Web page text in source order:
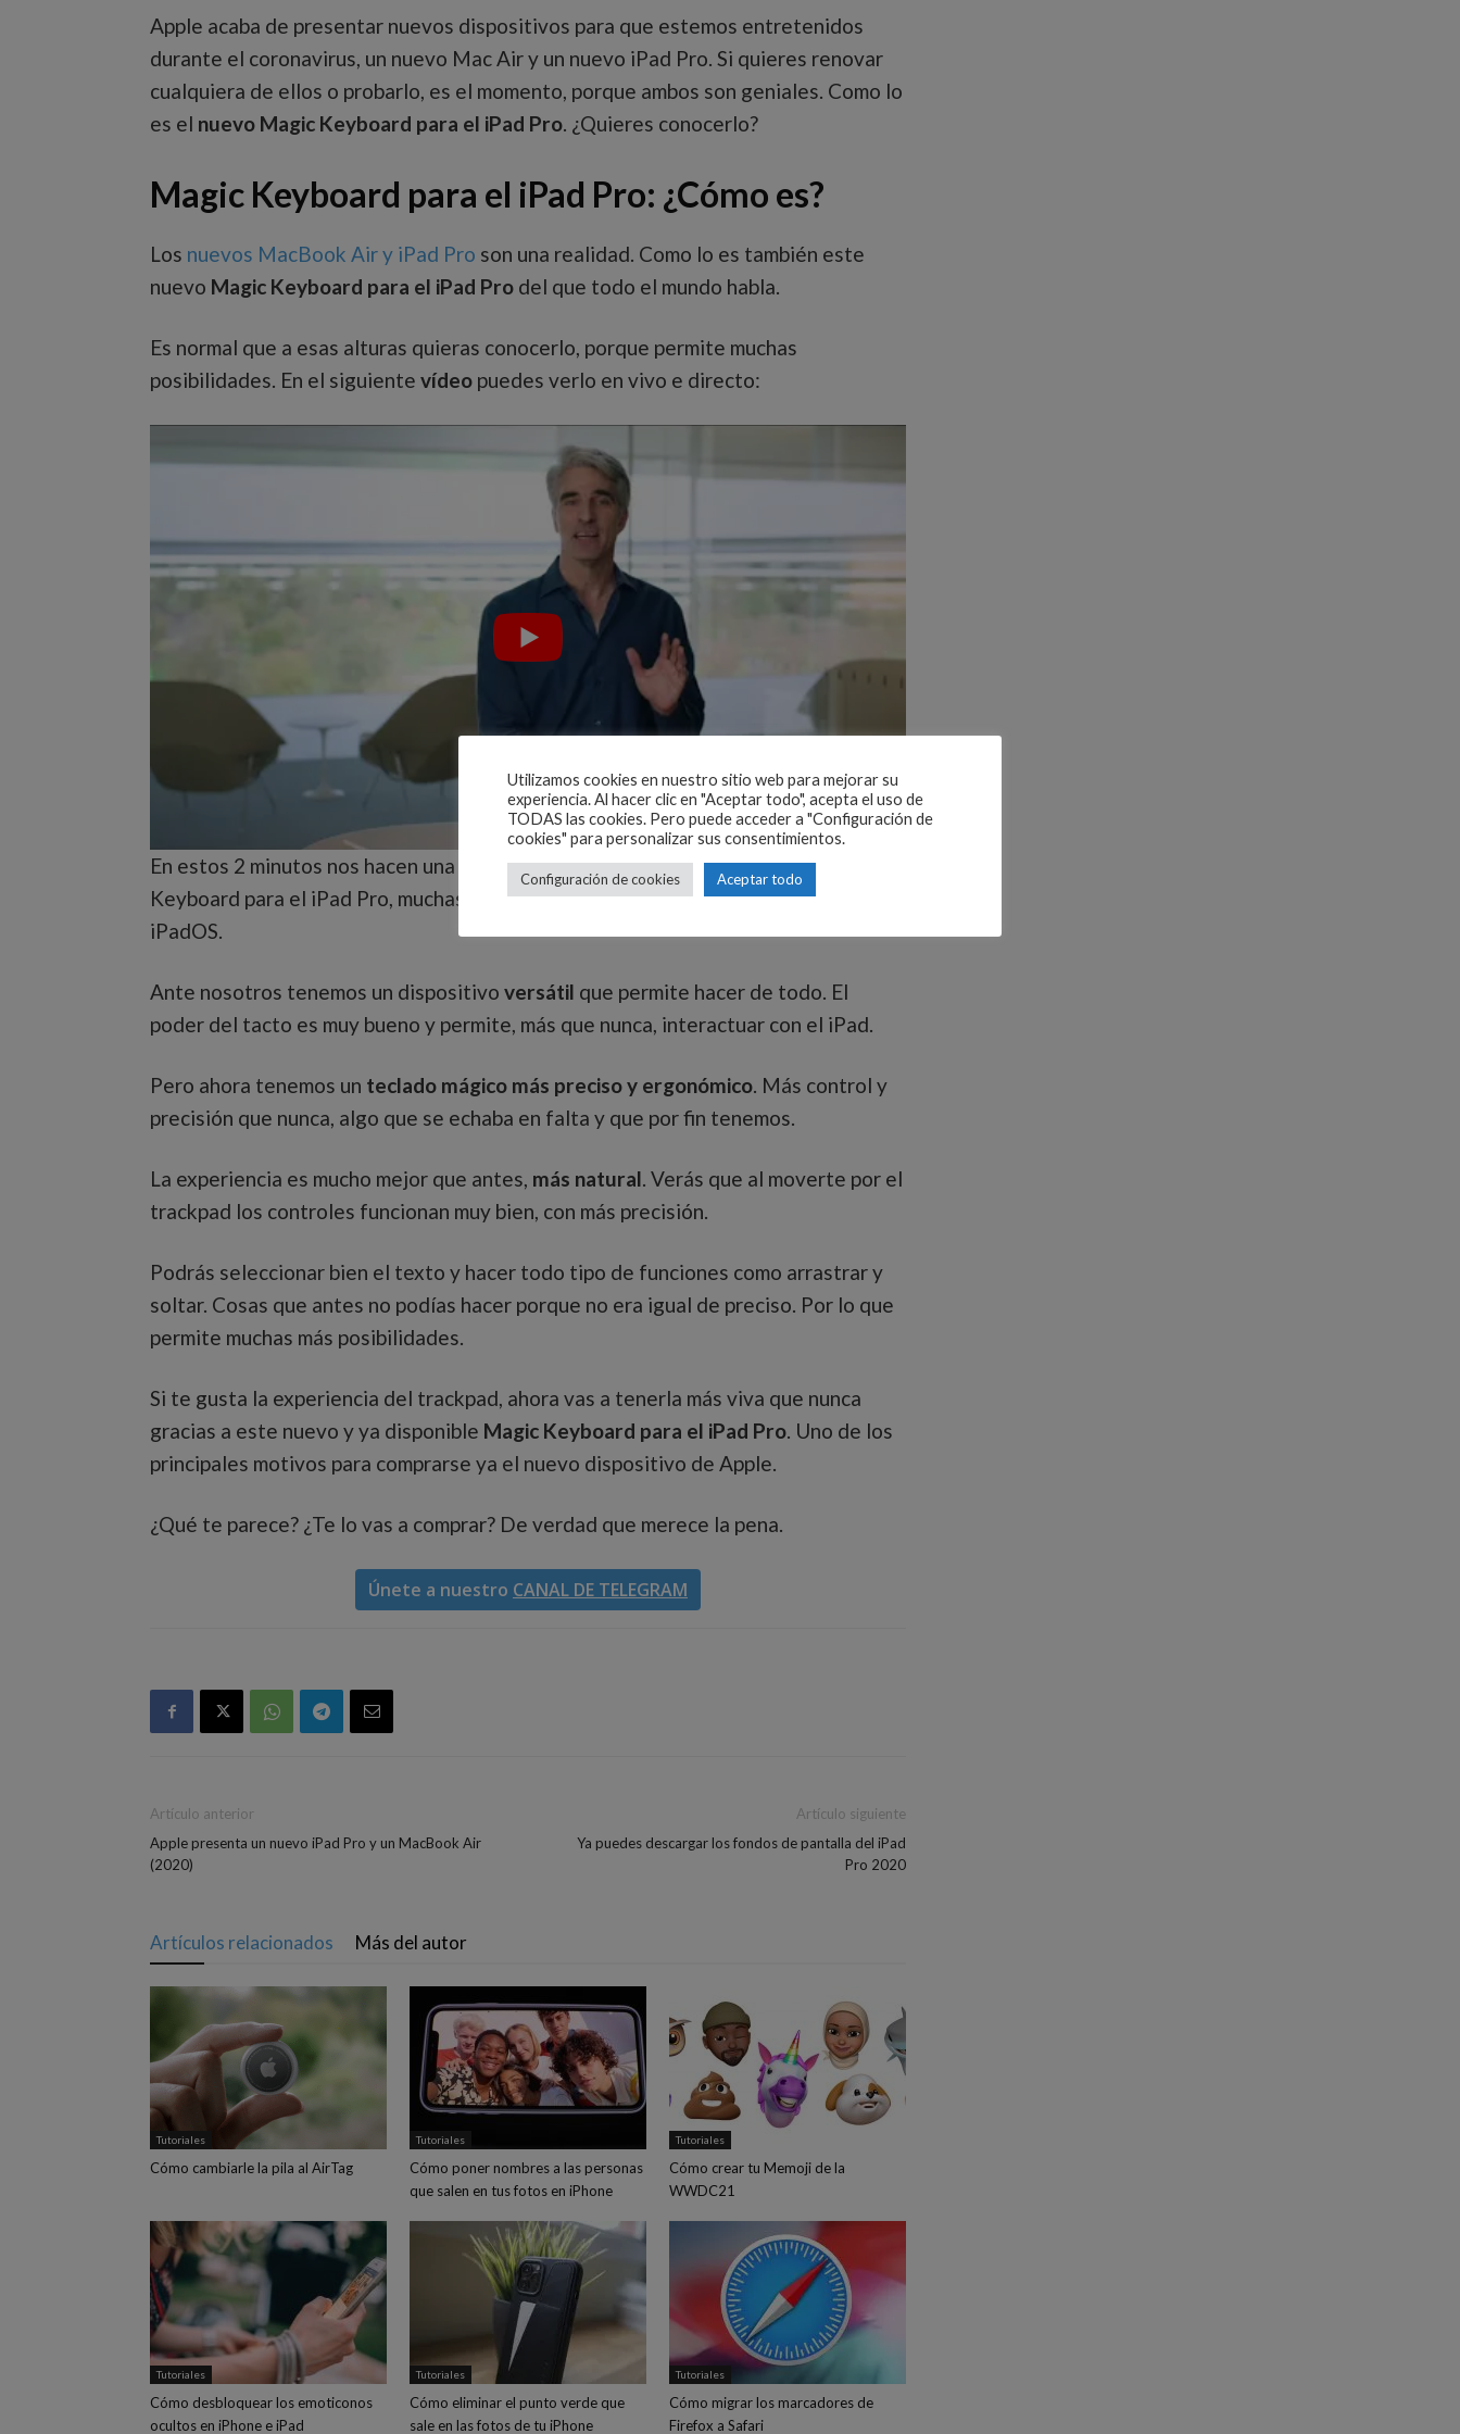
Apple acaba de presentar nuevos dispositivos para que estemos entretenidos
durante el coronavirus, un nuevo Mac Air y un nuevo iPad Pro. Si quieres renovar
cualquiera de ellos o probarlo, es el momento, porque ambos son geniales. Como lo
es el nuevo Magic Keyboard para el iPad Pro. ¿Quieres conocerlo?
Magic Keyboard para el iPad Pro: ¿Cómo es?
Los nuevos MacBook Air y iPad Pro son una realidad. Como lo es también este
nuevo Magic Keyboard para el iPad Pro del que todo el mundo habla.
Es normal que a esas alturas quieras conocerlo, porque permite muchas
posibilidades. En el siguiente vídeo puedes verlo en vivo e directo:
En estos 2 minutos nos hacen una introducción de lo que supone este nuevo Magic
Keyboard para el iPad Pro, muchas posibilidades para exprimir el trackpad desde
iPadOS.
Ante nosotros tenemos un dispositivo versátil que permite hacer de todo. El
poder del tacto es muy bueno y permite, más que nunca, interactuar con el iPad.
Pero ahora tenemos un teclado mágico más preciso y ergonómico. Más control y
precisión que nunca, algo que se echaba en falta y que por fin tenemos.
La experiencia es mucho mejor que antes, más natural. Verás que al moverte por el
trackpad los controles funcionan muy bien, con más precisión.
Podrás seleccionar bien el texto y hacer todo tipo de funciones como arrastrar y
soltar. Cosas que antes no podías hacer porque no era igual de preciso. Por lo que
permite muchas más posibilidades.
Si te gusta la experiencia del trackpad, ahora vas a tenerla más viva que nunca
gracias a este nuevo y ya disponible Magic Keyboard para el iPad Pro. Uno de los
principales motivos para comprarse ya el nuevo dispositivo de Apple.
¿Qué te parece? ¿Te lo vas a comprar? De verdad que merece la pena.
Únete a nuestro CANAL DE TELEGRAM
Artículo anterior
Apple presenta un nuevo iPad Pro y un MacBook Air
(2020)
Artículo siguiente
Ya puedes descargar los fondos de pantalla del iPad
Pro 2020
Artículos relacionados Más del autor
Tutoriales
Cómo cambiarle la pila al AirTag
Tutoriales
Cómo poner nombres a las personas
que salen en tus fotos en iPhone
Tutoriales
Cómo crear tu Memoji de la
WWDC21
Tutoriales
Cómo desbloquear los emoticonos
ocultos en iPhone e iPad
Tutoriales
Cómo eliminar el punto verde que
sale en las fotos de tu iPhone
Tutoriales
Cómo migrar los marcadores de
Firefox a Safari
Utilizamos cookies en nuestro sitio web para mejorar su
experiencia. Al hacer clic en "Aceptar todo", acepta el uso de
TODAS las cookies. Pero puede acceder a "Configuración de
cookies" para personalizar sus consentimientos.
Configuración de cookies Aceptar todo